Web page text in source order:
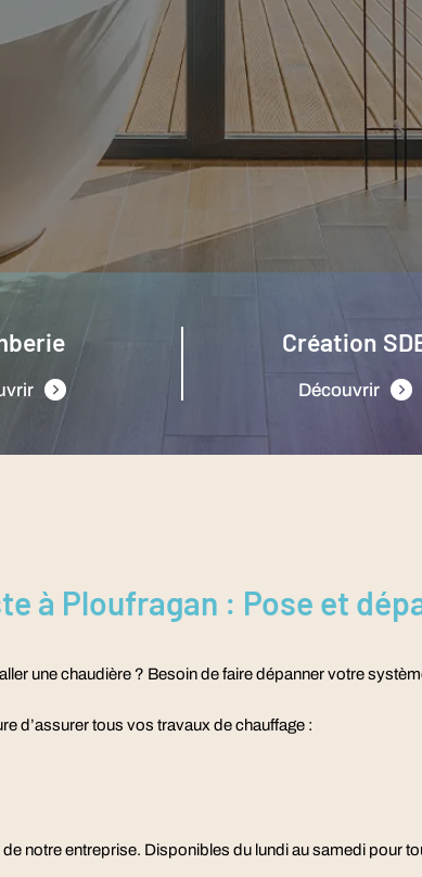
Création
Découvrir
à Ploufragan : Pose et
une chaudière ? Besoin de faire dépanner votre
d’assurer tous vos travaux de chauffage :
notre entreprise. Disponibles du lundi au samedi pour